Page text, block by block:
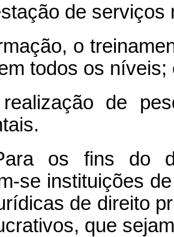
de
o
todos os níveis;
de
os fins do
se instituições
de direito
que